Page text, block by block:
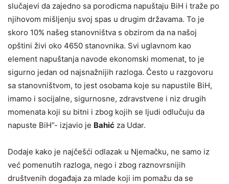
slučajevi da zajedno sa porodicma napuštaju BiH i traže po
njihovom mišljenju svoj spas u drugim državama. To je
skoro 10% našeg stanovništva s obzirom da na našoj
opštini živi oko 4650 stanovnika. Svi uglavnom kao
element napuštanja navode ekonomski momenat, to je
sigurno jedan od najsnažnijih razloga. Često u razgovoru
sa stanovništvom, to jest osobama koje su napustile BiH,
imamo i socijalne, sigurnosne, zdravstvene i niz drugih
momenata koji su bitni i zbog kojih se ljudi odlučuju da
napuste BiH”- izjavio je Bahić za Udar.
Dodaje kako je najčešći odlazak u Njemačku, ne samo iz
već pomenutih razloga, nego i zbog raznovrsnijih
društvenih događaja za mlade koji im pomažu da se